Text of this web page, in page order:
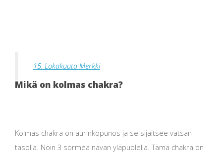
15. Lokakuuta Merkki
Mikä on kolmas chakra?
Kolmas chakra on aurinkopunos ja se sijaitsee vatsan
tasolla. Noin 3 sormea ​​navan yläpuolella. Tämä chakra on